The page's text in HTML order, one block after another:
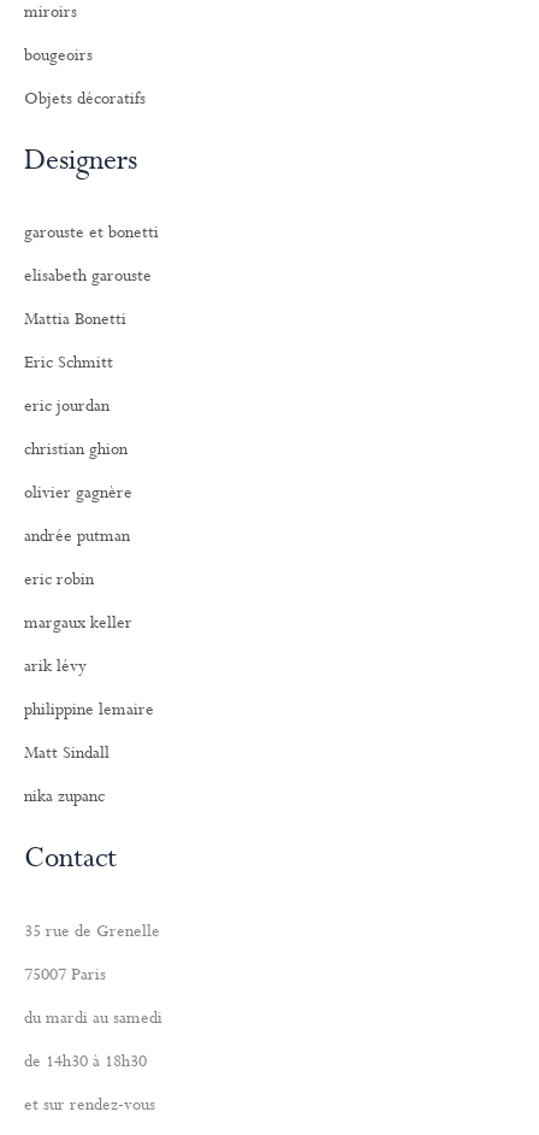
miroirs
bougeoirs
Objets décoratifs
Designers
garouste et bonetti
elisabeth garouste
Mattia Bonetti
Eric Schmitt
eric jourdan
christian ghion
olivier gagnère
andrée putman
eric robin
margaux keller
arik lévy
philippine lemaire
Matt Sindall
nika zupanc
Contact
35 rue de Grenelle
75007 Paris
du mardi au samedi
de 14h30 à 18h30
et sur rendez-vous